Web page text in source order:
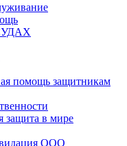
помощь защитникам
в мире
ООО